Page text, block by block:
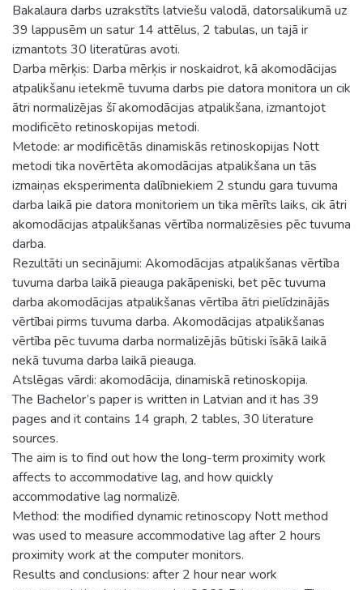
Bakalaura darbs uzrakstīts latviešu valodā, datorsalikumā uz
39 lappusēm un satur 14 attēlus, 2 tabulas, un tajā ir
izmantots 30 literatūras avoti.
Darba mērķis: Darba mērķis ir noskaidrot, kā akomodācijas
atpalikšanu ietekmē tuvuma darbs pie datora monitora un cik
ātri normalizējas šī akomodācijas atpalikšana, izmantojot
modificēto retinoskopijas metodi.
Metode: ar modificētās dinamiskās retinoskopijas Nott
metodi tika novērtēta akomodācijas atpalikšana un tās
izmaiņas eksperimenta dalībniekiem 2 stundu gara tuvuma
darba laikā pie datora monitoriem un tika mērīts laiks, cik ātri
akomodācijas atpalikšanas vērtība normalizēsies pēc tuvuma
darba.
Rezultāti un secinājumi: Akomodācijas atpalikšanas vērtība
tuvuma darba laikā pieauga pakāpeniski, bet pēc tuvuma
darba akomodācijas atpalikšanas vērtība ātri pielīdzinājās
vērtībai pirms tuvuma darba. Akomodācijas atpalikšanas
vērtība pēc tuvuma darba normalizējās būtiski īsākā laikā
nekā tuvuma darba laikā pieauga.
Atslēgas vārdi: akomodācija, dinamiskā retinoskopija.
The Bachelor’s paper is written in Latvian and it has 39
pages and it contains 14 graph, 2 tables, 30 literature
sources.
The aim is to find out how the long-term proximity work
affects to accommodative lag, and how quickly
accommodative lag normalizē.
Method: the modified dynamic retinoscopy Nott method
was used to measure accommodative lag after 2 hours
proximity work at the computer monitors.
Results and conclusions: after 2 hour near work